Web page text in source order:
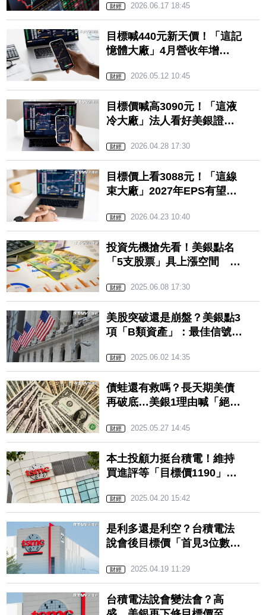
出MLCC趨勢
財經 2026.06.17 18:45
目標喊440元新天價！「這記
憶體大廠」4月營收年增
財經 2026.05.12 10:45
目標價喊高3090元！「這液
冷大廠」法人看好美銀證券
111.72%
財經 2026.04.28 17:30
目標價上看3088元！「這線
束大廠」2027年EPS有望晉
能財經 2026.04.23 10:40
投資先機搶先看！美銀點名
「5支股票」具上漲空間 輝
財經 2025.06.08 17:30
美股突破還是崩盤？美銀點3
項「B類資產」：最佳信號
財經 2025.06.02 14:35
債蛙還有救嗎？長天期美債
再破底…美銀1理由喊「絕佳
到財經 2025.05.27 14:45
本土投顧力挺台積電！維持
買進評等「目標價1190」
財經 2025.04.20 15:42
是利多還是利空？台積電法
說會後目標價「首見3位數」
財經 2025.04.19 11:29
台積電法說會變法會？高